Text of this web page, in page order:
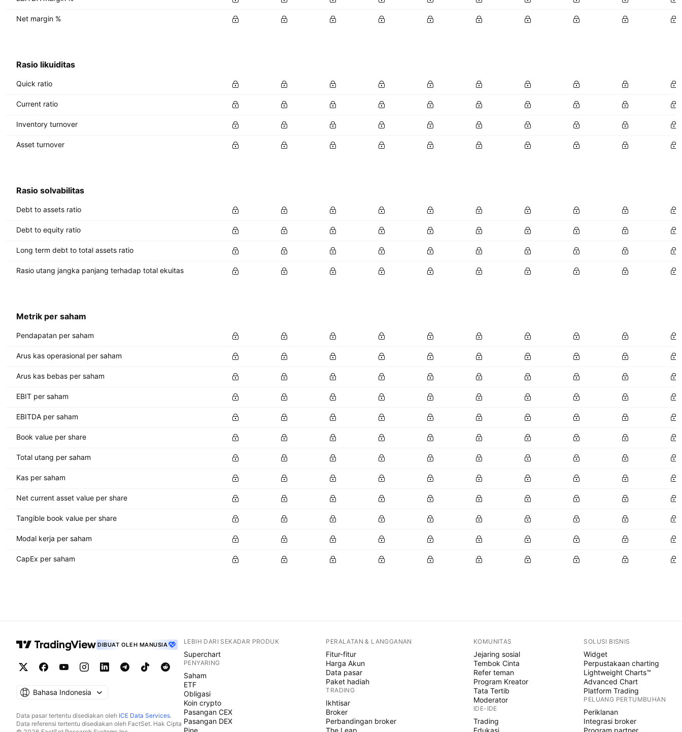
Net margin %
Rasio likuiditas
Quick ratio
Current ratio
Inventory turnover
Asset turnover
Rasio solvabilitas
Debt to assets ratio
Debt to equity ratio
Long term debt to total assets ratio
Rasio utang jangka panjang terhadap total ekuitas
Metrik per saham
Pendapatan per saham
Arus kas operasional per saham
Arus kas bebas per saham
EBIT per saham
EBITDA per saham
Book value per share
Total utang per saham
Kas per saham
Net current asset value per share
Tangible book value per share
Modal kerja per saham
CapEx per saham
DIBUAT OLEH MANUSIA
Bahasa Indonesia
Data pasar tertentu disediakan oleh ICE Data Services.
Data referensi tertentu disediakan oleh FactSet. Hak Cipta
LEBIH DARI SEKADAR PRODUK
Superchart
PENYARING
Saham
ETF
Obligasi
Koin crypto
Pasangan CEX
Pasangan DEX
Pine
PERALATAN & LANGGANAN
Fitur-fitur
Harga Akun
Data pasar
Paket hadiah
TRADING
Ikhtisar
Broker
Perbandingan broker
The Leap
KOMUNITAS
Jejaring sosial
Tembok Cinta
Refer teman
Program Kreator
Tata Tertib
Moderator
IDE-IDE
Trading
Edukasi
SOLUSI BISNIS
Widget
Perpustakaan charting
Lightweight Charts™
Advanced Chart
Platform Trading
PELUANG PERTUMBUHAN
Periklanan
Integrasi broker
Program partner